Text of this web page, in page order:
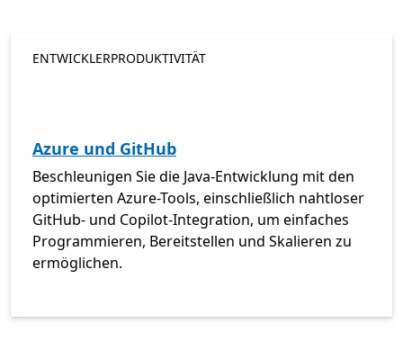
ENTWICKLERPRODUKTIVITÄT
Azure und GitHub
Beschleunigen Sie die Java-Entwicklung mit den
optimierten Azure-Tools, einschließlich nahtloser
GitHub- und Copilot-Integration, um einfaches
Programmieren, Bereitstellen und Skalieren zu
ermöglichen.